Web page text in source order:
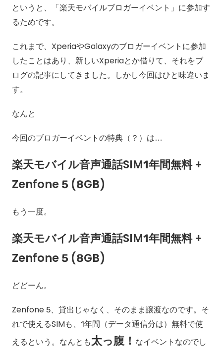
というと、「楽天モバイルブロガーイベント」に参加す
るためです。
これまで、XperiaやGalaxyのブロガーイベントに参加
したことはあり、新しいXperiaとか借りて、それをブ
ログの記事にしてきました。しかし今回はひと味違いま
す。
なんと
今回のブロガーイベントの特典（？）は…
楽天モバイル音声通話SIM1年間無料 +
Zenfone 5 (8GB)
もう一度。
楽天モバイル音声通話SIM1年間無料 +
Zenfone 5 (8GB)
どどーん。
Zenfone 5、貸出じゃなく、そのまま譲渡なのです。そ
れで使えるSIMも、1年間（データ通信分は）無料で使
えるという。なんとも太っ腹！ なイベントなのでし